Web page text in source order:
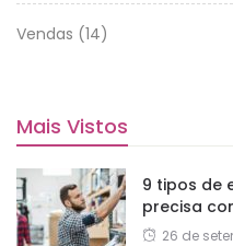
Vendas (14)
Mais Vistos
9 tipos de
precisa
26 de